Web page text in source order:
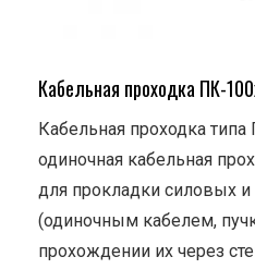
Кабельная проходка ПК-
Кабельная проходка
одиночная кабельная
для прокладки силовых
(одиночным кабелем,
прохождении их через